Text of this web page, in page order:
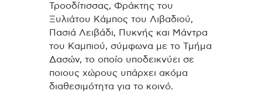
Τροοδίτισσας, Φράκτης του
Ξυλιάτου Κάμπος του Λιβαδιού,
Πασιά Λειβάδι, Πυκνής και Μάντρα
του Καμπιού, σύμφωνα με το Τμήμα
Δασών, το οποίο υποδεικνύει σε
ποιους χώρους υπάρχει ακόμα
διαθεσιμότητα για το κοινό.